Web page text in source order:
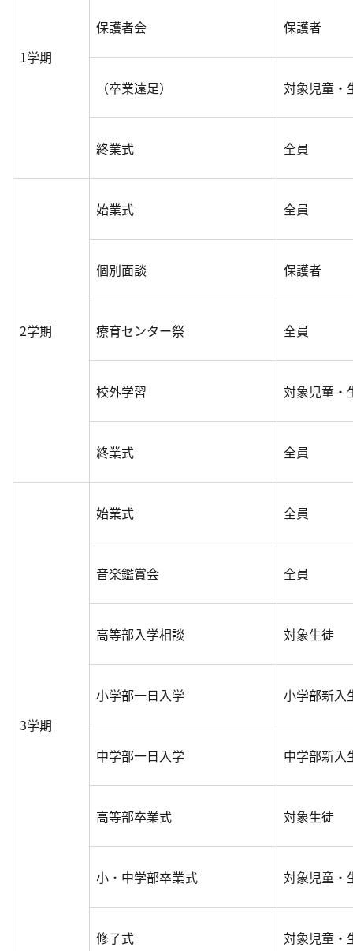
1学期
保護者会 保護者
（卒業遠足） 対象児童・
終業式 全員
2学期
始業式 全員
個別面談 保護者
療育センター祭 全員
校外学習 対象児童・
終業式 全員
3学期
始業式 全員
音楽鑑賞会 全員
高等部入学相談 対象生徒
小学部一日入学 小学部新入
中学部一日入学 中学部新入
高等部卒業式 対象生徒
小・中学部卒業式 対象児童・
修了式 対象児童・